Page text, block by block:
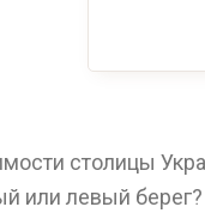
столицы
или левый